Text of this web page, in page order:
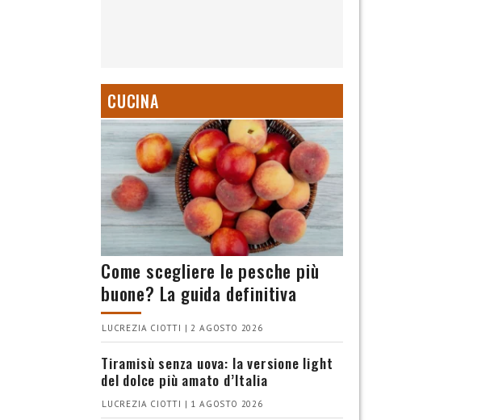
CUCINA
Come scegliere le pesche più
buone? La guida definitiva
LUCREZIA CIOTTI | 2 AGOSTO 2026
Tiramisù senza uova: la versione light
del dolce più amato d’Italia
LUCREZIA CIOTTI | 1 AGOSTO 2026